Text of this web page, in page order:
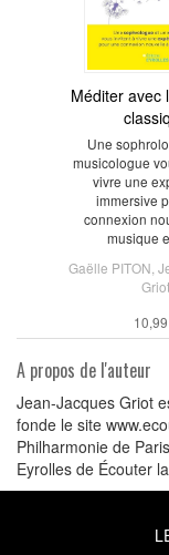
Méditer avec
Une
musicologue
vivre une
immersive
connexion
musique
Gaëlle PITON
Griot
A propos de l'auteur
Jean-Jacques Griot
fonde le site
Philharmonie de
Eyrolles de Écouter